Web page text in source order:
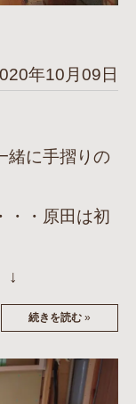
年10月09日
緒に手摺りの
・・原田は初
↓
続きを読む »